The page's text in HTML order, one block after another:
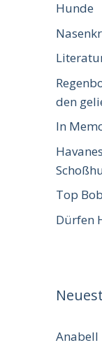
Hunde
den
In
Top
Dürfen
Anabell